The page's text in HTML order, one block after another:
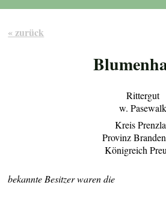
« zurück
Rittergut
w. Pasewalk
Kreis
Provinz
Königreich
bekannte Besitzer waren die